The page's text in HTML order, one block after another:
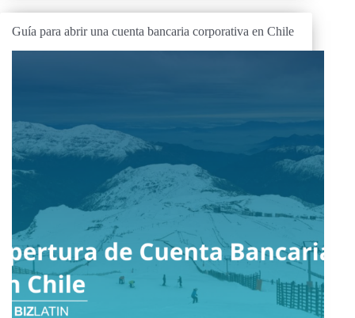
Guía para abrir una cuenta bancaria corporativa en Chile